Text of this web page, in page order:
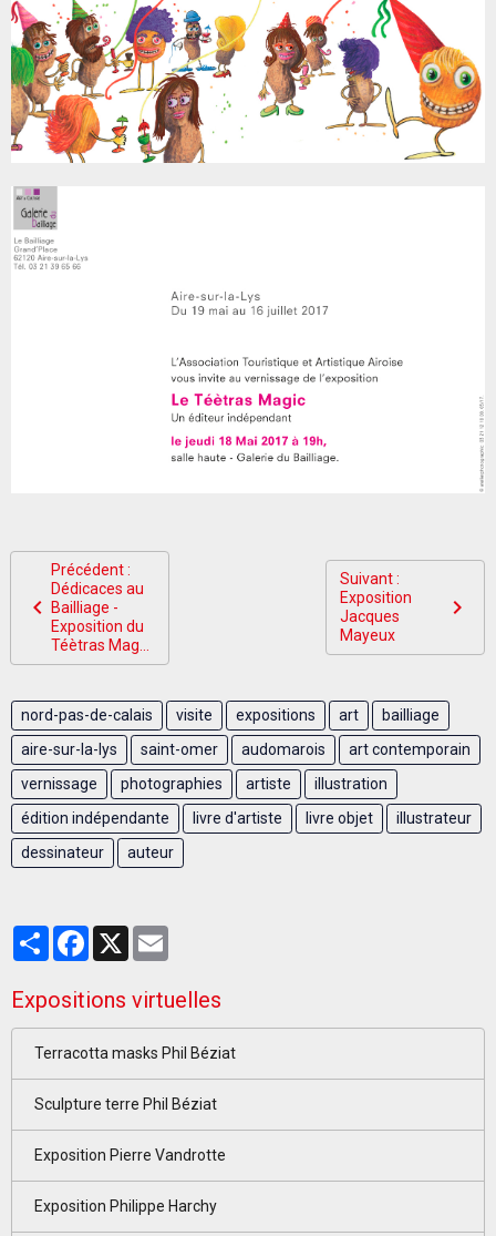
Précédent :
Dédicaces au
Bailliage -
Exposition du
Téètras Mag...
Suivant :
Exposition
Jacques
Mayeux
nord-pas-de-calais visite expositions art
bailliage
aire-sur-la-lys
saint-omer audomarois
art contemporain
vernissage
photographies artiste
illustration
édition indépendante
livre d'artiste livre objet
illustrateur
dessinateur
auteur
PartagerFacebook
X
Expositions virtuelles
Terracotta masks Phil Béziat
Sculpture terre Phil Béziat
Exposition Pierre Vandrotte
Exposition Philippe Harchy